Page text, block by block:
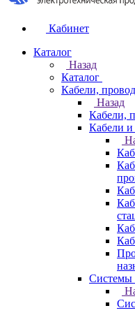
Кабинет
Каталог
Назад
Каталог
Кабели,
Назад
Кабели,
Кабели и
Системы